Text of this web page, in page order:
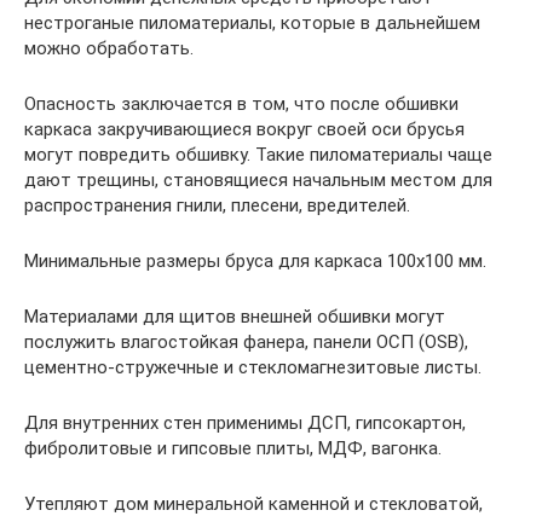
нестроганые пиломатериалы, которые в дальнейшем
можно обработать.
Опасность заключается в том, что после обшивки
каркаса закручивающиеся вокруг своей оси брусья
могут повредить обшивку. Такие пиломатериалы чаще
дают трещины, становящиеся начальным местом для
распространения гнили, плесени, вредителей.
Минимальные размеры бруса для каркаса 100х100 мм.
Материалами для щитов внешней обшивки могут
послужить влагостойкая фанера, панели ОСП (OSB),
цементно-стружечные и стекломагнезитовые листы.
Для внутренних стен применимы ДСП, гипсокартон,
фибролитовые и гипсовые плиты, МДФ, вагонка.
Утепляют дом минеральной каменной и стекловатой,